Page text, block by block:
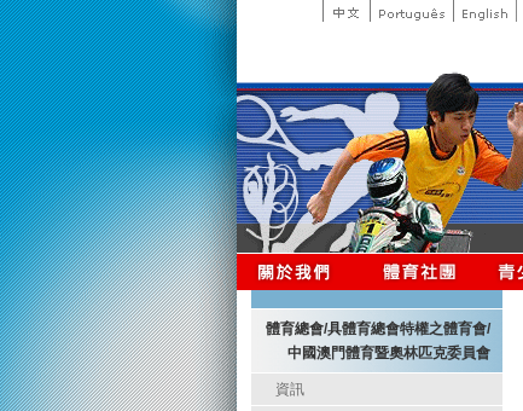
體育總會/具體育總會特權之體育會/
中國澳門體育暨奧林匹克委員會
資訊